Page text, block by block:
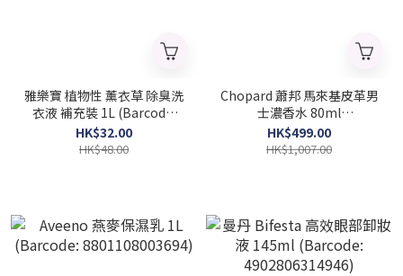
雅樂寶 植物性 薰衣草 除臭洗
衣液 補充裝 1L (Barcode:
4973512308581)
HK$32.00
HK$48.00
Chopard 蕭邦 馬來基皮革男
士濃香水 80ml
(Barcode:7640177361127)
HK$499.00
HK$1,007.00